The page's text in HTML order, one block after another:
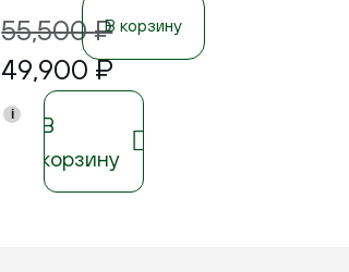
55,500₽
49,900₽
i
В
корзину
В корзину